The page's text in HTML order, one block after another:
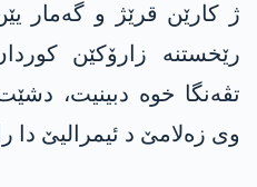
ژ كارێن قرێژ و گه‌مار
رێخستنه‌ زارۆكێن
تڤه‌نگا خوه‌ دبینیت،
وی زه‌لامێ د ئیمرالیێ دا